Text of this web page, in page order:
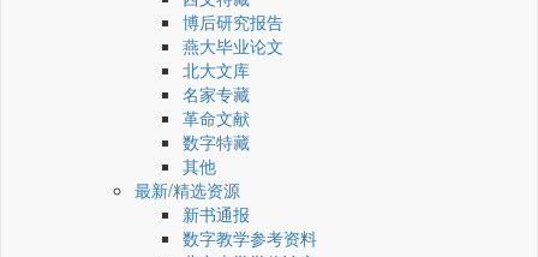
博后研究报告
燕大毕业论文
北大文库
名家专藏
革命文献
数字特藏
其他
最新/精选资源
新书通报
数字教学参考资料